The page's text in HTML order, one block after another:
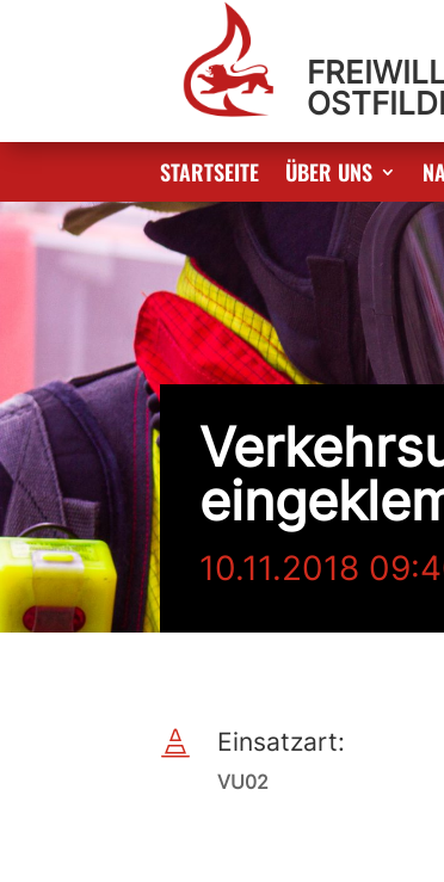
STARTSEITE ÜBER UNS
10.11.2018
 Einsatzart:
VU02